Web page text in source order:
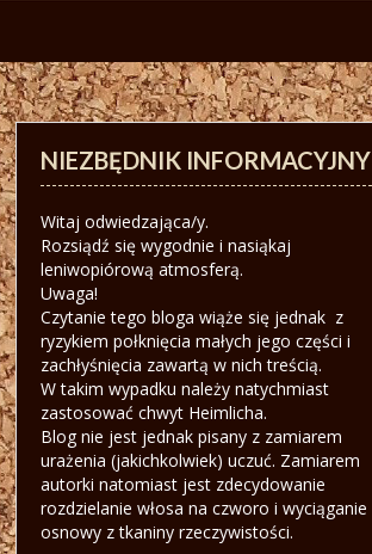
NIEZBĘDNIK INFORMACYJNY
Witaj odwiedzająca/y.
Rozsiądź się wygodnie i nasiąkaj
leniwopiórową atmosferą.
Uwaga!
Czytanie tego bloga wiąże się jednak z
ryzykiem połknięcia małych jego części i
zachłyśnięcia zawartą w nich treścią.
W takim wypadku należy natychmiast
zastosować chwyt Heimlicha.
Blog nie jest jednak pisany z zamiarem
urażenia (jakichkolwiek) uczuć. Zamiarem
autorki natomiast jest zdecydowanie
rozdzielanie włosa na czworo i wyciąganie
osnowy z tkaniny rzeczywistości.